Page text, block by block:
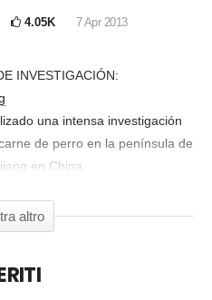
4.05K 7 Apr 2013
INVESTIGACIÓN:
una intensa investigación
de perro en la península de
en China.
de perros en China.
Firma la petición en
altro